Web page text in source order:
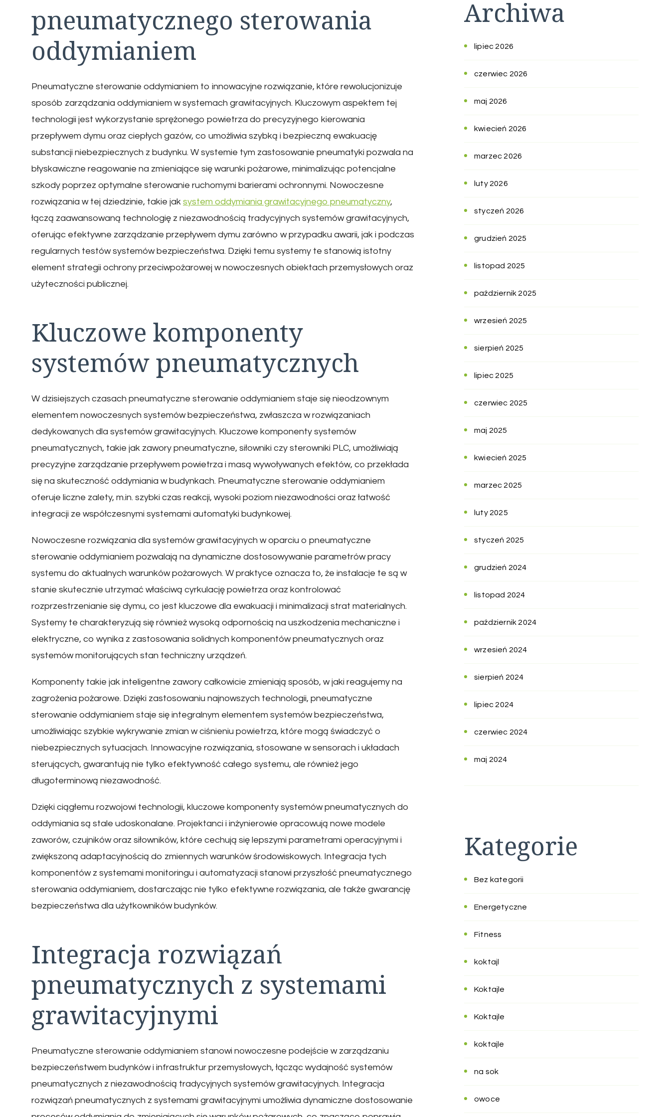
pneumatycznego sterowania
oddymianiem
Pneumatyczne sterowanie oddymianiem to innowacyjne rozwiązanie, które rewolucjonizuje
sposób zarządzania oddymianiem w systemach grawitacyjnych. Kluczowym aspektem tej
technologii jest wykorzystanie sprężonego powietrza do precyzyjnego kierowania
przepływem dymu oraz ciepłych gazów, co umożliwia szybką i bezpieczną ewakuację
substancji niebezpiecznych z budynku. W systemie tym zastosowanie pneumatyki pozwala na
błyskawiczne reagowanie na zmieniające się warunki pożarowe, minimalizując potencjalne
szkody poprzez optymalne sterowanie ruchomymi barierami ochronnymi. Nowoczesne
rozwiązania w tej dziedzinie, takie jak system oddymiania grawitacyjnego pneumatyczny,
łączą zaawansowaną technologię z niezawodnością tradycyjnych systemów grawitacyjnych,
oferując efektywne zarządzanie przepływem dymu zarówno w przypadku awarii, jak i podczas
regularnych testów systemów bezpieczeństwa. Dzięki temu systemy te stanowią istotny
element strategii ochrony przeciwpożarowej w nowoczesnych obiektach przemysłowych oraz
użyteczności publicznej.
Kluczowe komponenty
systemów pneumatycznych
W dzisiejszych czasach pneumatyczne sterowanie oddymianiem staje się nieodzownym
elementem nowoczesnych systemów bezpieczeństwa, zwłaszcza w rozwiązaniach
dedykowanych dla systemów grawitacyjnych. Kluczowe komponenty systemów
pneumatycznych, takie jak zawory pneumatyczne, siłowniki czy sterowniki PLC, umożliwiają
precyzyjne zarządzanie przepływem powietrza i masą wywoływanych efektów, co przekłada
się na skuteczność oddymiania w budynkach. Pneumatyczne sterowanie oddymianiem
oferuje liczne zalety, m.in. szybki czas reakcji, wysoki poziom niezawodności oraz łatwość
integracji ze współczesnymi systemami automatyki budynkowej.
Nowoczesne rozwiązania dla systemów grawitacyjnych w oparciu o pneumatyczne
sterowanie oddymianiem pozwalają na dynamiczne dostosowywanie parametrów pracy
systemu do aktualnych warunków pożarowych. W praktyce oznacza to, że instalacje te są w
stanie skutecznie utrzymać właściwą cyrkulację powietrza oraz kontrolować
rozprzestrzenianie się dymu, co jest kluczowe dla ewakuacji i minimalizacji strat materialnych.
Systemy te charakteryzują się również wysoką odpornością na uszkodzenia mechaniczne i
elektryczne, co wynika z zastosowania solidnych komponentów pneumatycznych oraz
systemów monitorujących stan techniczny urządzeń.
Komponenty takie jak inteligentne zawory całkowicie zmieniają sposób, w jaki reagujemy na
zagrożenia pożarowe. Dzięki zastosowaniu najnowszych technologii, pneumatyczne
sterowanie oddymianiem staje się integralnym elementem systemów bezpieczeństwa,
umożliwiając szybkie wykrywanie zmian w ciśnieniu powietrza, które mogą świadczyć o
niebezpiecznych sytuacjach. Innowacyjne rozwiązania, stosowane w sensorach i układach
sterujących, gwarantują nie tylko efektywność całego systemu, ale również jego
długoterminową niezawodność.
Dzięki ciągłemu rozwojowi technologii, kluczowe komponenty systemów pneumatycznych do
oddymiania są stale udoskonalane. Projektanci i inżynierowie opracowują nowe modele
zaworów, czujników oraz siłowników, które cechują się lepszymi parametrami operacyjnymi i
zwiększoną adaptacyjnością do zmiennych warunków środowiskowych. Integracja tych
komponentów z systemami monitoringu i automatyzacji stanowi przyszłość pneumatycznego
sterowania oddymianiem, dostarczając nie tylko efektywne rozwiązania, ale także gwarancję
bezpieczeństwa dla użytkowników budynków.
Integracja rozwiązań
pneumatycznych z systemami
grawitacyjnymi
Pneumatyczne sterowanie oddymianiem stanowi nowoczesne podejście w zarządzaniu
bezpieczeństwem budynków i infrastruktur przemysłowych, łącząc wydajność systemów
pneumatycznych z niezawodnością tradycyjnych systemów grawitacyjnych. Integracja
rozwiązań pneumatycznych z systemami grawitacyjnymi umożliwia dynamiczne dostosowanie
Archiwa
lipiec 2026
czerwiec 2026
maj 2026
kwiecień 2026
marzec 2026
luty 2026
styczeń 2026
grudzień 2025
listopad 2025
październik 2025
wrzesień 2025
sierpień 2025
lipiec 2025
czerwiec 2025
maj 2025
kwiecień 2025
marzec 2025
luty 2025
styczeń 2025
grudzień 2024
listopad 2024
październik 2024
wrzesień 2024
sierpień 2024
lipiec 2024
czerwiec 2024
maj 2024
Kategorie
Bez kategorii
Energetyczne
Fitness
koktajl
Koktajle
Koktajle
koktajle
na sok
owoce